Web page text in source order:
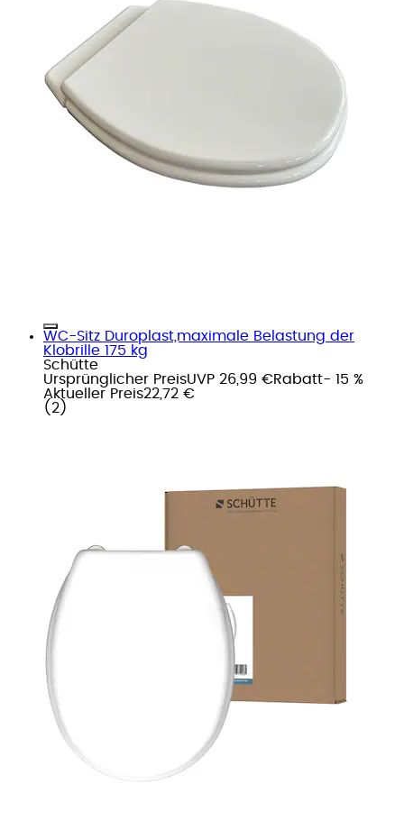
WC-Sitz Duroplast,maximale Belastung der
Klobrille 175 kg
Schütte
Ursprünglicher PreisUVP 26,99 €Rabatt- 15 %
Aktueller Preis22,72 €
( 2 )